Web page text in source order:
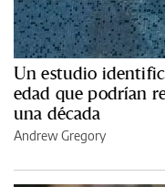
Un estudio
edad que podrían
una década
Andrew Gregory